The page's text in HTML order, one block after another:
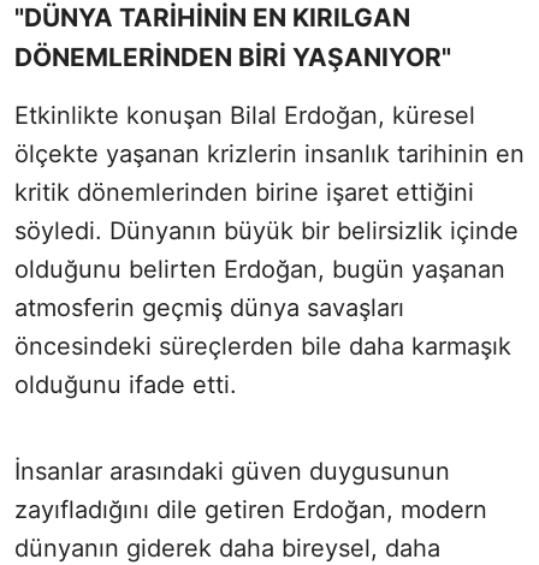
"DÜNYA TARİHİNİN EN KIRILGAN
DÖNEMLERİNDEN BİRİ YAŞANIYOR"
Etkinlikte konuşan Bilal Erdoğan, küresel
ölçekte yaşanan krizlerin insanlık tarihinin en
kritik dönemlerinden birine işaret ettiğini
söyledi. Dünyanın büyük bir belirsizlik içinde
olduğunu belirten Erdoğan, bugün yaşanan
atmosferin geçmiş dünya savaşları
öncesindeki süreçlerden bile daha karmaşık
olduğunu ifade etti.
İnsanlar arasındaki güven duygusunun
zayıfladığını dile getiren Erdoğan, modern
dünyanın giderek daha bireysel, daha